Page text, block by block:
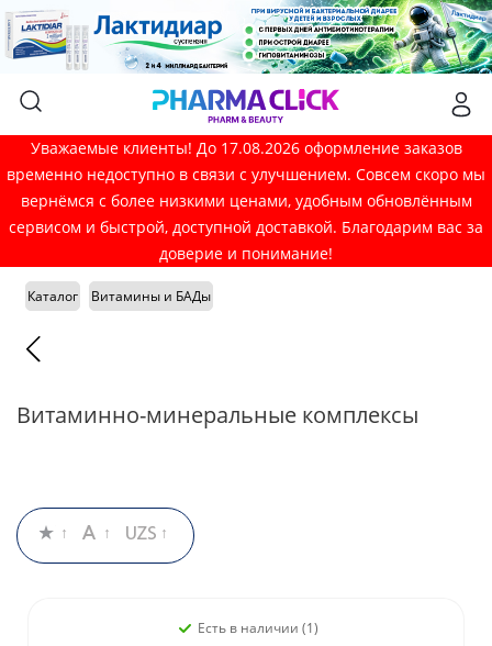
Уважаемые клиенты! До 17.08.2026 оформление заказов
временно недоступно в связи с улучшением. Совсем скоро мы
вернёмся с более низкими ценами, удобным обновлённым
сервисом и быстрой, доступной доставкой. Благодарим вас за
доверие и понимание!
Каталог Витамины и БАДы
Витаминно-минеральные комплексы
Есть в наличии (1)